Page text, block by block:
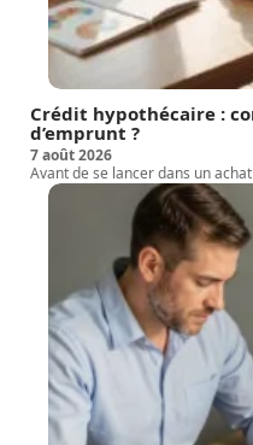
Crédit hypothécaire :
d’emprunt ?
7 août 2026
Avant de se lancer dans un